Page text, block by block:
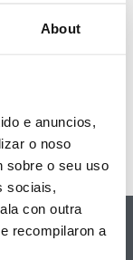
About
e anuncios,
o noso
sobre o seu uso
con outra
recompilaron a